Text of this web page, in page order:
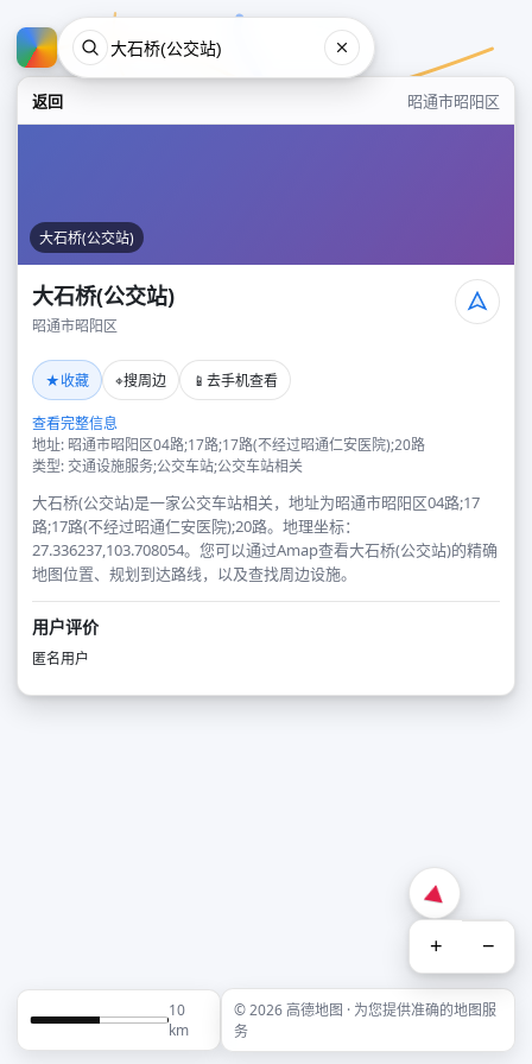
返回 昭通市昭阳区
大石桥(公交站)
大石桥(公交站)
昭通市昭阳区
★收藏 ⌖搜周边 📱 去手机查看
查看完整信息
地址: 昭通市昭阳区04路;17路;17路(不经过昭通仁安医院);20路
类型: 交通设施服务;公交车站;公交车站相关
大石桥(公交站)是一家公交车站相关，地址为昭通市昭阳区04路;17
路;17路(不经过昭通仁安医院);20路。地理坐标：
27.336237,103.708054。您可以通过Amap查看大石桥(公交站)的精确
地图位置、规划到达路线，以及查找周边设施。
用户评价
匿名用户
+ −
10
km
© 2026 高德地图 · 为您提供准确的地图服
务